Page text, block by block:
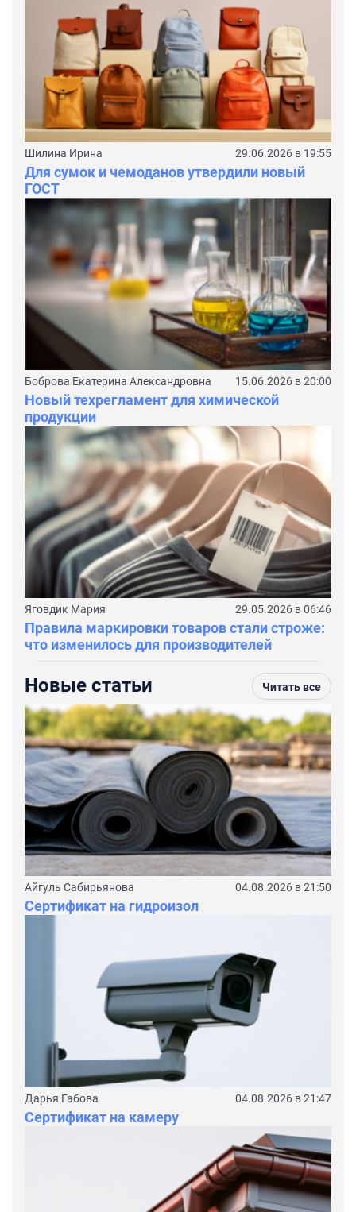
Шилина Ирина 29.06.2026 в 19:55
Для сумок и чемоданов утвердили новый
ГОСТ
Боброва Екатерина Александровна 15.06.2026 в 20:00
Новый техрегламент для химической
продукции
Яговдик Мария 29.05.2026 в 06:46
Правила маркировки товаров стали строже:
что изменилось для производителей
Новые статьи Читать все
Айгуль Сабирьянова 04.08.2026 в 21:50
Сертификат на гидроизол
Дарья Габова 04.08.2026 в 21:47
Сертификат на камеру